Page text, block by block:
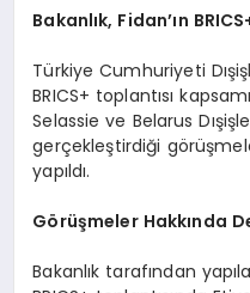
Bakanlık, Fidan’ın
Türkiye Cumhuriyeti
BRICS+ toplantısı
Selassie ve Belarus
gerçekleştirdiği
yapıldı.
Görüşmeler Hakkında
Bakanlık tarafından